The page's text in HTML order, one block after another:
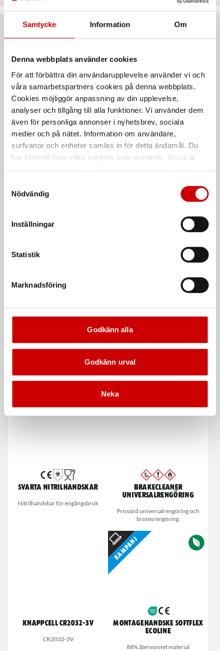
Samtycke Information Om
Denna webbplats använder cookies
För att förbättra din användarupplevelse använder vi och
våra samarbetspartners cookies på denna webbplats.
Cookies möjliggör anpassning av din upplevelse,
analyser och tillgång till alla funktioner. Vi använder dem
även för personliga annonser i nyhetsbrev, sociala
medier och på nätet. Information om användare,
surfvanor och enheter samlas in för detta ändamål. Du
har kontroll över vilka cookies som används. Vissa är
tekniskt nödvändiga. Godkännande av statistik- och
länder utanför EU med olika dataskyddsnormer. Genom
att godkänna samtycker du till sådana överföringar. Läs
Nödvändig
Inställningar
Statistik
Marknadsföring
Godkänn alla
Godkänn urval
Neka
Rekommenderat baserat på vald produkt
Tätningsbricka Form A CU
Form A
Tätningsbrickor
sortiment
Aluminium - AL
DIN 7603
Koppar
De som köpte, köpte även
Svarta nitrilhandskar
Nitrilhandskar för engångsbruk
Brakecleaner
universalrengöring
Prisvärd universalrengöring och
bromsrengöring.
Knappcell CR2032-3V
CR2032-3V
Kampanj
Montagehandske Softflex
Ecoline
88% återvunnet material